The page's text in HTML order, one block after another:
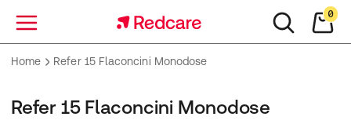
Menu
0
Home Refer 15 Flaconcini Monodose
Refer 15 Flaconcini Monodose